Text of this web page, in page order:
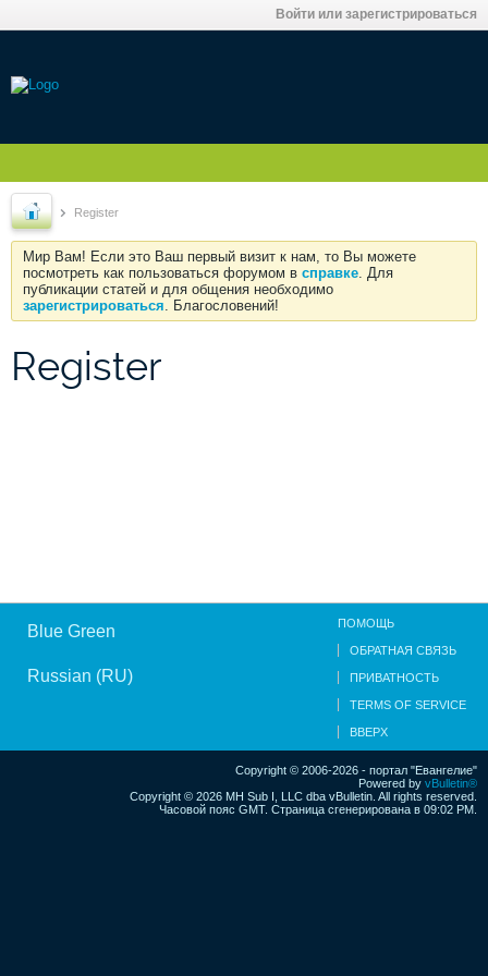
Войти или зарегистрироваться
Register
Мир Вам! Если это Ваш первый визит к нам, то Вы можете
посмотреть как пользоваться форумом в справке. Для
публикации статей и для общения необходимо
зарегистрироваться. Благословений!
Register
Blue Green
Russian (RU)
ПОМОЩЬ
ОБРАТНАЯ СВЯЗЬ
ПРИВАТНОСТЬ
TERMS OF SERVICE
ВВЕРХ
Copyright © 2006-2026 - портал "Евангелие"
Powered by vBulletin®
Copyright © 2026 MH Sub I, LLC dba vBulletin. All rights reserved.
Часовой пояс GMT. Страница сгенерирована в 09:02 PM.